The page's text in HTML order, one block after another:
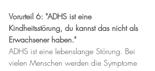
Vorurteil 6: "ADHS ist eine
Kindheitsstörung, du kannst das nicht als
Erwachsener haben."
ADHS ist eine lebenslange Störung. Bei
vielen Menschen werden die Symptome